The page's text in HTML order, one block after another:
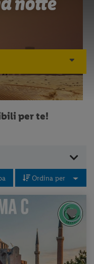
per te!
Ordina per